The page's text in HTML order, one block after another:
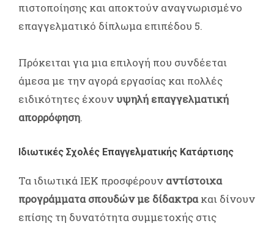
πιστοποίησης και αποκτούν αναγνωρισμένο
επαγγελματικό δίπλωμα επιπέδου 5.
Πρόκειται για μια επιλογή που συνδέεται
άμεσα με την αγορά εργασίας και πολλές
ειδικότητες έχουνυψηλή επαγγελματική
απορρόφηση.
Ιδιωτικές Σχολές Επαγγελματικής Κατάρτισης
Τα ιδιωτικά ΙΕΚ προσφέρουν αντίστοιχα
προγράμματα σπουδών με δίδακτρακαι δίνουν
επίσης τη δυνατότητα συμμετοχής στις